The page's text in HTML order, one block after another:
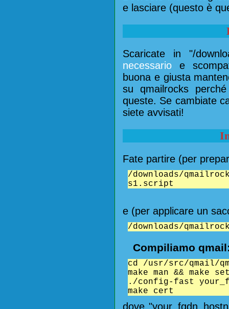
e lasciare (questo è
Scaricate in "/
necessario e
buona e giusta
su qmailrocks
queste. Se cambiate
siete avvisati!
Fate partire (per
/downloads/
s1.script
e (per applicare un
/downloads/
Compiliamo
cd /usr/src/qmail/
make man && make
./config-fast
make cert
dove